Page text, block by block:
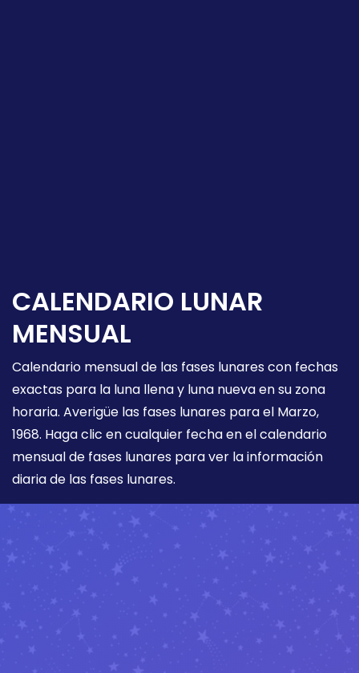
CALENDARIO LUNAR
MENSUAL
Calendario mensual de las fases lunares con fechas
exactas para la luna llena y luna nueva en su zona
horaria. Averigüe las fases lunares para el Marzo,
1968. Haga clic en cualquier fecha en el calendario
mensual de fases lunares para ver la información
diaria de las fases lunares.